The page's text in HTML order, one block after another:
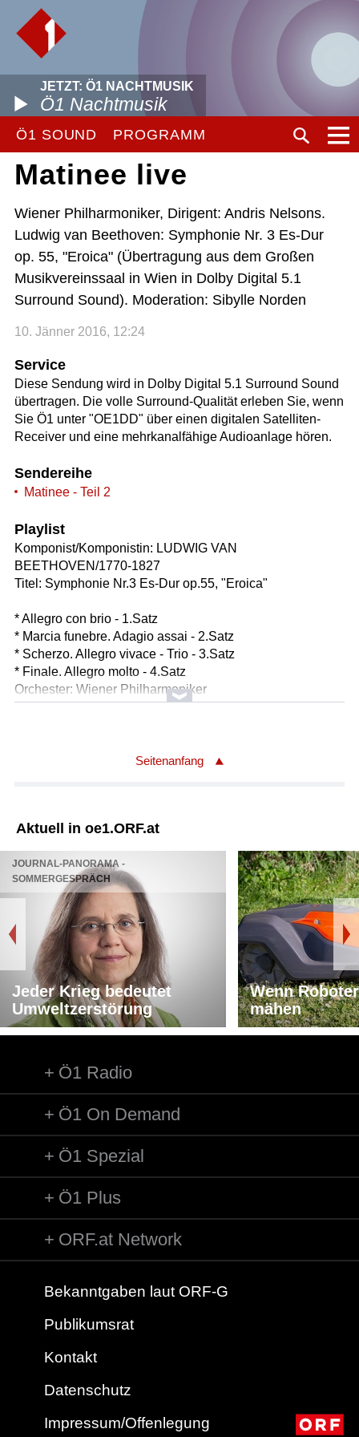
JETZT: Ö1 NACHTMUSIK
Ö1 Nachtmusik
Ö1 SOUND PROGRAMM
Matinee live
Wiener Philharmoniker, Dirigent: Andris Nelsons.
Ludwig van Beethoven: Symphonie Nr. 3 Es-Dur
op. 55, "Eroica" (Übertragung aus dem Großen
Musikvereinssaal in Wien in Dolby Digital 5.1
Surround Sound). Moderation: Sibylle Norden
10. Jänner 2016, 12:24
Service
Diese Sendung wird in Dolby Digital 5.1 Surround Sound
übertragen. Die volle Surround-Qualität erleben Sie, wenn
Sie Ö1 unter "OE1DD" über einen digitalen Satelliten-
Receiver und eine mehrkanalfähige Audioanlage hören.
Sendereihe
Matinee - Teil 2
Playlist
Komponist/Komponistin: LUDWIG VAN
BEETHOVEN/1770-1827
Titel: Symphonie Nr.3 Es-Dur op.55, "Eroica"
* Allegro con brio - 1.Satz
* Marcia funebre. Adagio assai - 2.Satz
* Scherzo. Allegro vivace - Trio - 3.Satz
* Finale. Allegro molto - 4.Satz
Orchester: Wiener Philharmoniker
Leitung: Andris Nelsons
Seitenanfang
Aktuell in oe1.ORF.at
JOURNAL-PANORAMA -
SOMMERGESPRÄCH
Jeder Krieg bedeutet
Umweltzerstörung
Wenn
mähen
Ö1 Radio
Ö1 On Demand
Ö1 Spezial
Ö1 Plus
ORF.at Network
Bekanntgaben laut ORF-G
Publikumsrat
Kontakt
Datenschutz
Impressum/Offenlegung